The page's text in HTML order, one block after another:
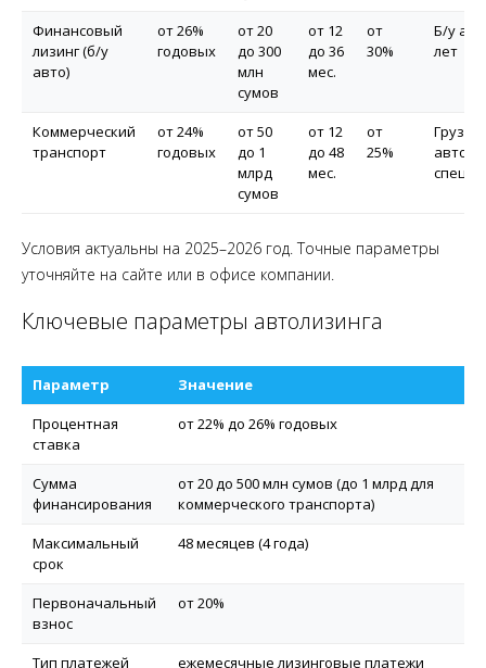
Финансовый
лизинг (б/у
авто)
от 26%
годовых
от 20
до 300
млн
сумов
от 12
до 36
мес.
от
30%
Б/у
лет
Коммерческий
транспорт
от 24%
годовых
от 50
до 1
млрд
сумов
от 12
до 48
мес.
от
25%
авто,
Условия актуальны на 2025–2026 год. Точные параметры
уточняйте на сайте или в офисе компании.
Ключевые параметры автолизинга
Параметр
Значение
Процентная
ставка
от 22% до 26% годовых
Сумма
финансирования
от 20 до 500 млн сумов (до 1 млрд для
коммерческого транспорта)
Максимальный
срок
48 месяцев (4 года)
Первоначальный
взнос
от 20%
Тип платежей ежемесячные лизинговые платежи